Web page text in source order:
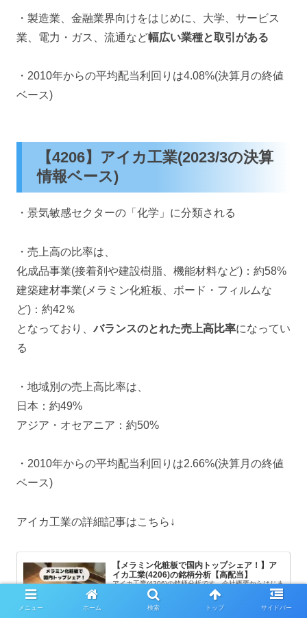
・製造業、金融業界向けをはじめに、大学、サービス
業、電力・ガス、流通など幅広い業種と取引がある
・2010年からの平均配当利回りは4.08%(決算月の終値
ベース)
【4206】アイカ工業(2023/3の決算
情報ベース)
・景気敏感セクターの「化学」に分類される
・売上高の比率は、
化成品事業(接着剤や建設樹脂、機能材料など)：約58%
建築建材事業(メラミン化粧板、ボード・フィルムな
ど)：約42％
となっており、バランスのとれた売上高比率になってい
る
・地域別の売上高比率は、
日本：約49%
アジア・オセアニア：約50%
・2010年からの平均配当利回りは2.66%(決算月の終値
ベース)
アイカ工業の詳細記事はこちら↓
【メラミン化粧板で国内トップシェア！】ア
イカ工業(4206)の銘柄分析【高配当】
アイカ工業(4206)の銘柄分析です。会社概要からはじま
り、収益性、財務の安定性・将来性、配当性の3つの角
度からみた見解をわかりやすくまとめました。株価推移
や投資リスクも掲載。自分以外の意見も参考にしたい、
メニュー ホーム 検索 トップ サイドバー